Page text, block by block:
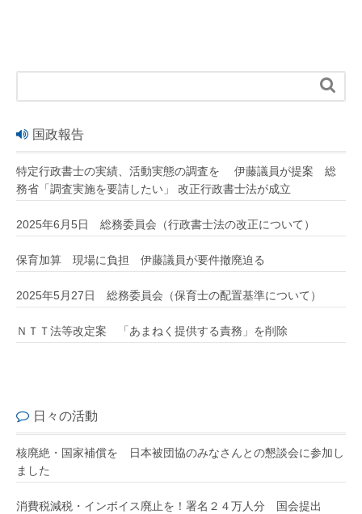

国政報告
特定行政書士の実績、活動実態の調査を 伊藤議員が提案 総
務省「調査実施を要請したい」 改正行政書士法が成立
2025年6月5日 総務委員会（行政書士法の改正について）
保育加算 現場に負担 伊藤議員が要件撤廃迫る
2025年5月27日 総務委員会（保育士の配置基準について）
ＮＴＴ法等改定案 「あまねく提供する責務」を削除
日々の活動
核廃絶・国家補償を 日本被団協のみなさんとの懇談会に参加し
ました
消費税減税・インボイス廃止を！署名２４万人分 国会提出